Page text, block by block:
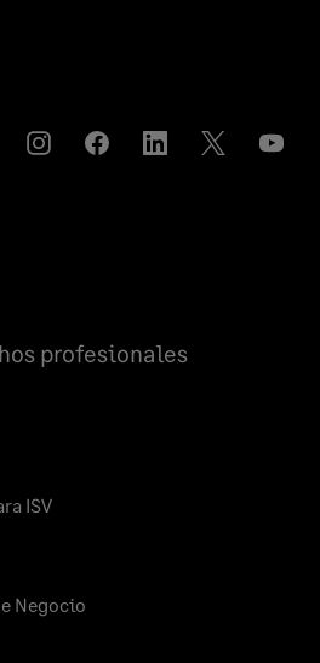
InstagramCompartirCompartirCompartir
profesionales
ISV
Negocio